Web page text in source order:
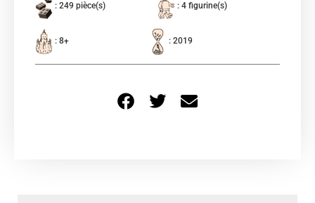
: 249 pièce(s) : 4 figurine(s)
: 8+ : 2019